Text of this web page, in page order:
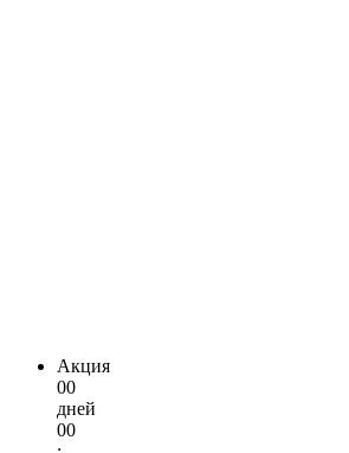
Акция
00
дней
00